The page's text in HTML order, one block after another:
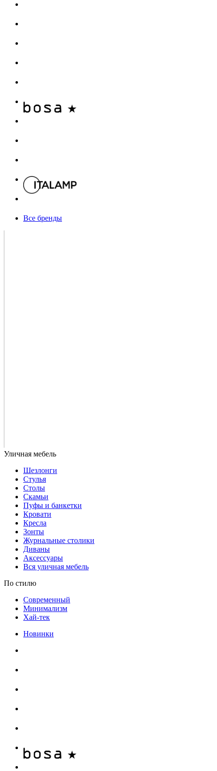
Шезлонги
Стулья
Столы
Скамьи
Пуфы и банкетки
Кровати
Кресла
Зонты
Журнальные столики
Диваны
Аксессуары